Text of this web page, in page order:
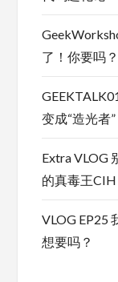
了！你要吗？
变成“造光者”
Extra VLOG
的真毒王CIH
VLOG EP25
想要吗？